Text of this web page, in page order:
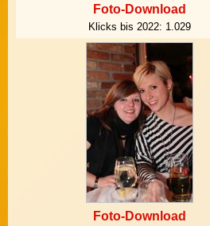
Foto-Download
Klicks bis 2022: 1.029
Foto-Download